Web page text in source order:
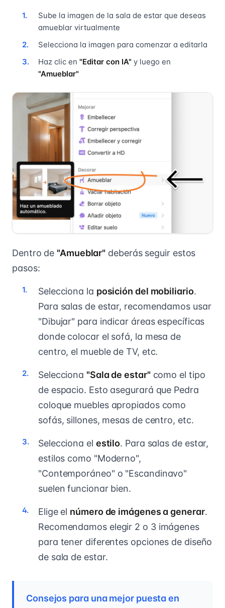
Sube la imagen de la sala de estar que deseas
amueblar virtualmente
Selecciona la imagen para comenzar a editarla
Haz clic en "Editar con IA" y luego en
"Amueblar"
Dentro de "Amueblar" deberás seguir estos
pasos:
Selecciona la posición del mobiliario.
Para salas de estar, recomendamos usar
"Dibujar" para indicar áreas específicas
donde colocar el sofá, la mesa de
centro, el mueble de TV, etc.
Selecciona "Sala de estar" como el tipo
de espacio. Esto asegurará que Pedra
coloque muebles apropiados como
sofás, sillones, mesas de centro, etc.
Selecciona el estilo. Para salas de estar,
estilos como "Moderno",
"Contemporáneo" o "Escandinavo"
suelen funcionar bien.
Elige el número de imágenes a generar.
Recomendamos elegir 2 o 3 imágenes
para tener diferentes opciones de diseño
de sala de estar.
Consejos para una mejor puesta en